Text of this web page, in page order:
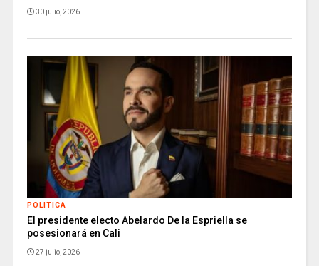
30 julio, 2026
POLITICA
El presidente electo Abelardo De la Espriella se
posesionará en Cali
27 julio, 2026